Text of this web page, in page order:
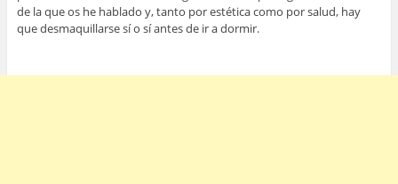
de la que os he hablado y, tanto por estética como por salud, hay
que desmaquillarse sí o sí antes de ir a dormir.